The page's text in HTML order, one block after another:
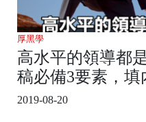
厚黑學
高水平的領導都
稿必備3要素，填
2019-08-20